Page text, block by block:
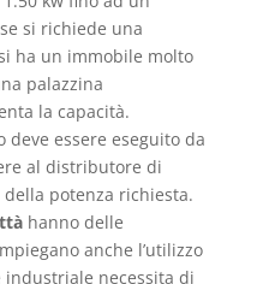
si richiede una
ha un immobile molto
palazzina
la capacità.
essere eseguito da
al distributore di
potenza richiesta.
hanno delle
anche l’utilizzo
industriale necessita di